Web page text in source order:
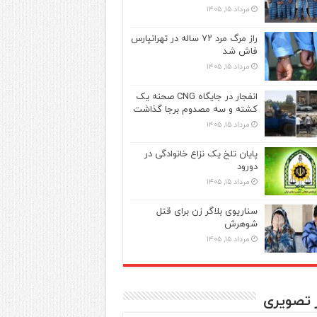
مرداد ۱۵, ۱۴۰۵
راز مرگ مرد ۷۲ ساله در تهرانپارس
فاش شد
مرداد ۱۵, ۱۴۰۵
انفجار در جایگاه CNG صحنه یک
کشته و سه مصدوم برجا گذاشت
مرداد ۱۵, ۱۴۰۵
پایان تلخ یک نزاع خانوادگی در
دورود
مرداد ۱۵, ۱۴۰۵
سناریوی بلاگر زن برای قتل
شوهرش
مرداد ۱۵, ۱۴۰۵
تصویری